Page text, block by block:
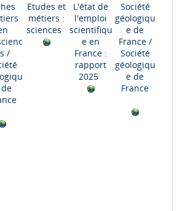
/
Etudes et
métiers :
sciences
L'état de
l'emploi
scientifiqu
e en
France :
rapport
2025
Société
géologiqu
e de
France/
Société
géologiqu
e de
France